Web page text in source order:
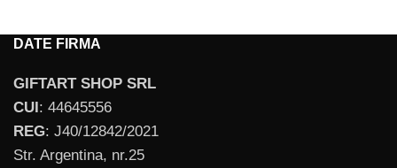
DATE FIRMA
GIFTART SHOP SRL
CUI: 44645556
REG: J40/12842/2021
Str. Argentina, nr.25